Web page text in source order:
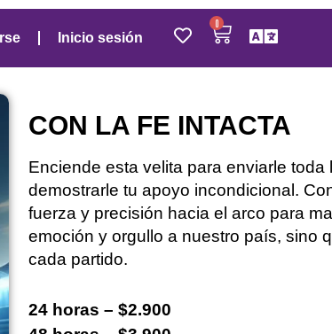
Inicio sesión
0
CON LA FE INTACTA
Enciende esta velita para enviarle toda
demostrarle tu apoyo incondicional .
fuerza y precisión hacia el arco para
emoción y orgullo a nuestro país, sino
cada partido.
24 horas – $2.900